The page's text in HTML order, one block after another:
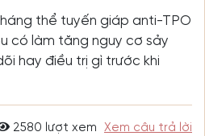
thể tuyến giáp anti-TPO
có làm tăng nguy cơ sảy
hay điều trị gì trước khi
2580 lượt xem Xem câu trả lời